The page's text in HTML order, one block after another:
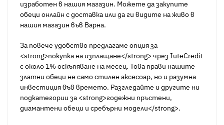
изработен в нашия магазин. Можете да закупите
обеци онлайн с доставка или да ги видите на живо в
нашия магазин във Варна.
За повече удобство предлагаме опция за
<strong>покупка на изплащане</strong> чрез IuteCredit
с около 1% оскъпяване на месец. Това прави нашите
златни обеци не само стилен аксесоар, но и разумна
инвестиция във времето. Разгледайте и другите ни
подкатегории за <strong>годежни пръстени,
диамантени обеци и сребърни модели</strong>.